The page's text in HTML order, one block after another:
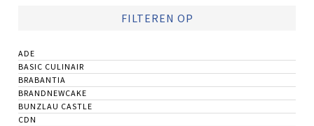
FILTEREN OP
ADE
BASIC CULINAIR
BRABANTIA
BRANDNEWCAKE
BUNZLAU CASTLE
CDN